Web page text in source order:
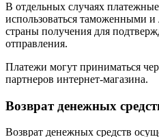
В отдельных случаях
использоваться таможенными
страны получения для
отправления.
Платежи могут приниматься
партнеров интернет-магазина.
Возврат денежных
Возврат денежных средств